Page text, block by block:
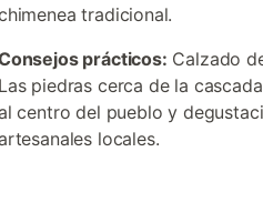
tradicional.
prácticos: Calzado
Las piedras cerca de la
centro del pueblo y
locales.